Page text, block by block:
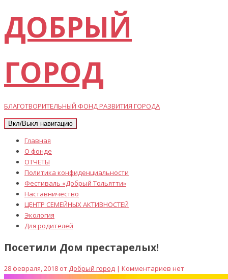
ДОБРЫЙ
ГОРОД
БЛАГОТВОРИТЕЛЬНЫЙ ФОНД РАЗВИТИЯ ГОРОДА
Вкл/Выкл навигацию
Главная
О фонде
ОТЧЕТЫ
Политика конфиденциальности
Фестиваль «Добрый Тольятти»
Наставничество
ЦЕНТР СЕМЕЙНЫХ АКТИВНОСТЕЙ
Экология
Для родителей
Посетили Дом престарелых!
28 февраля, 2018 от Добрый город | Комментариев нет